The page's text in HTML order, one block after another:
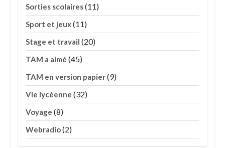
Sorties scolaires(11)
Sport et jeux(11)
Stage et travail (20)
TAM a aimé (45)
TAM en version papier(9)
Vie lycéenne (32)
Voyage (8)
Webradio(2)